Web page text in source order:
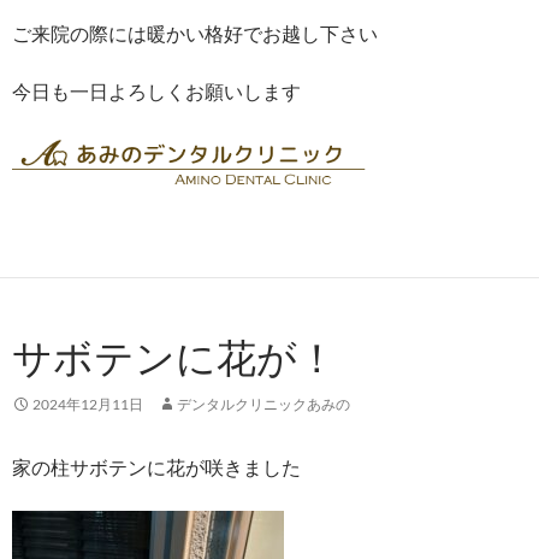
ご来院の際には暖かい格好でお越し下さい
今日も一日よろしくお願いします
サボテンに花が！
2024年12月11日 デンタルクリニックあみの
家の柱サボテンに花が咲きました